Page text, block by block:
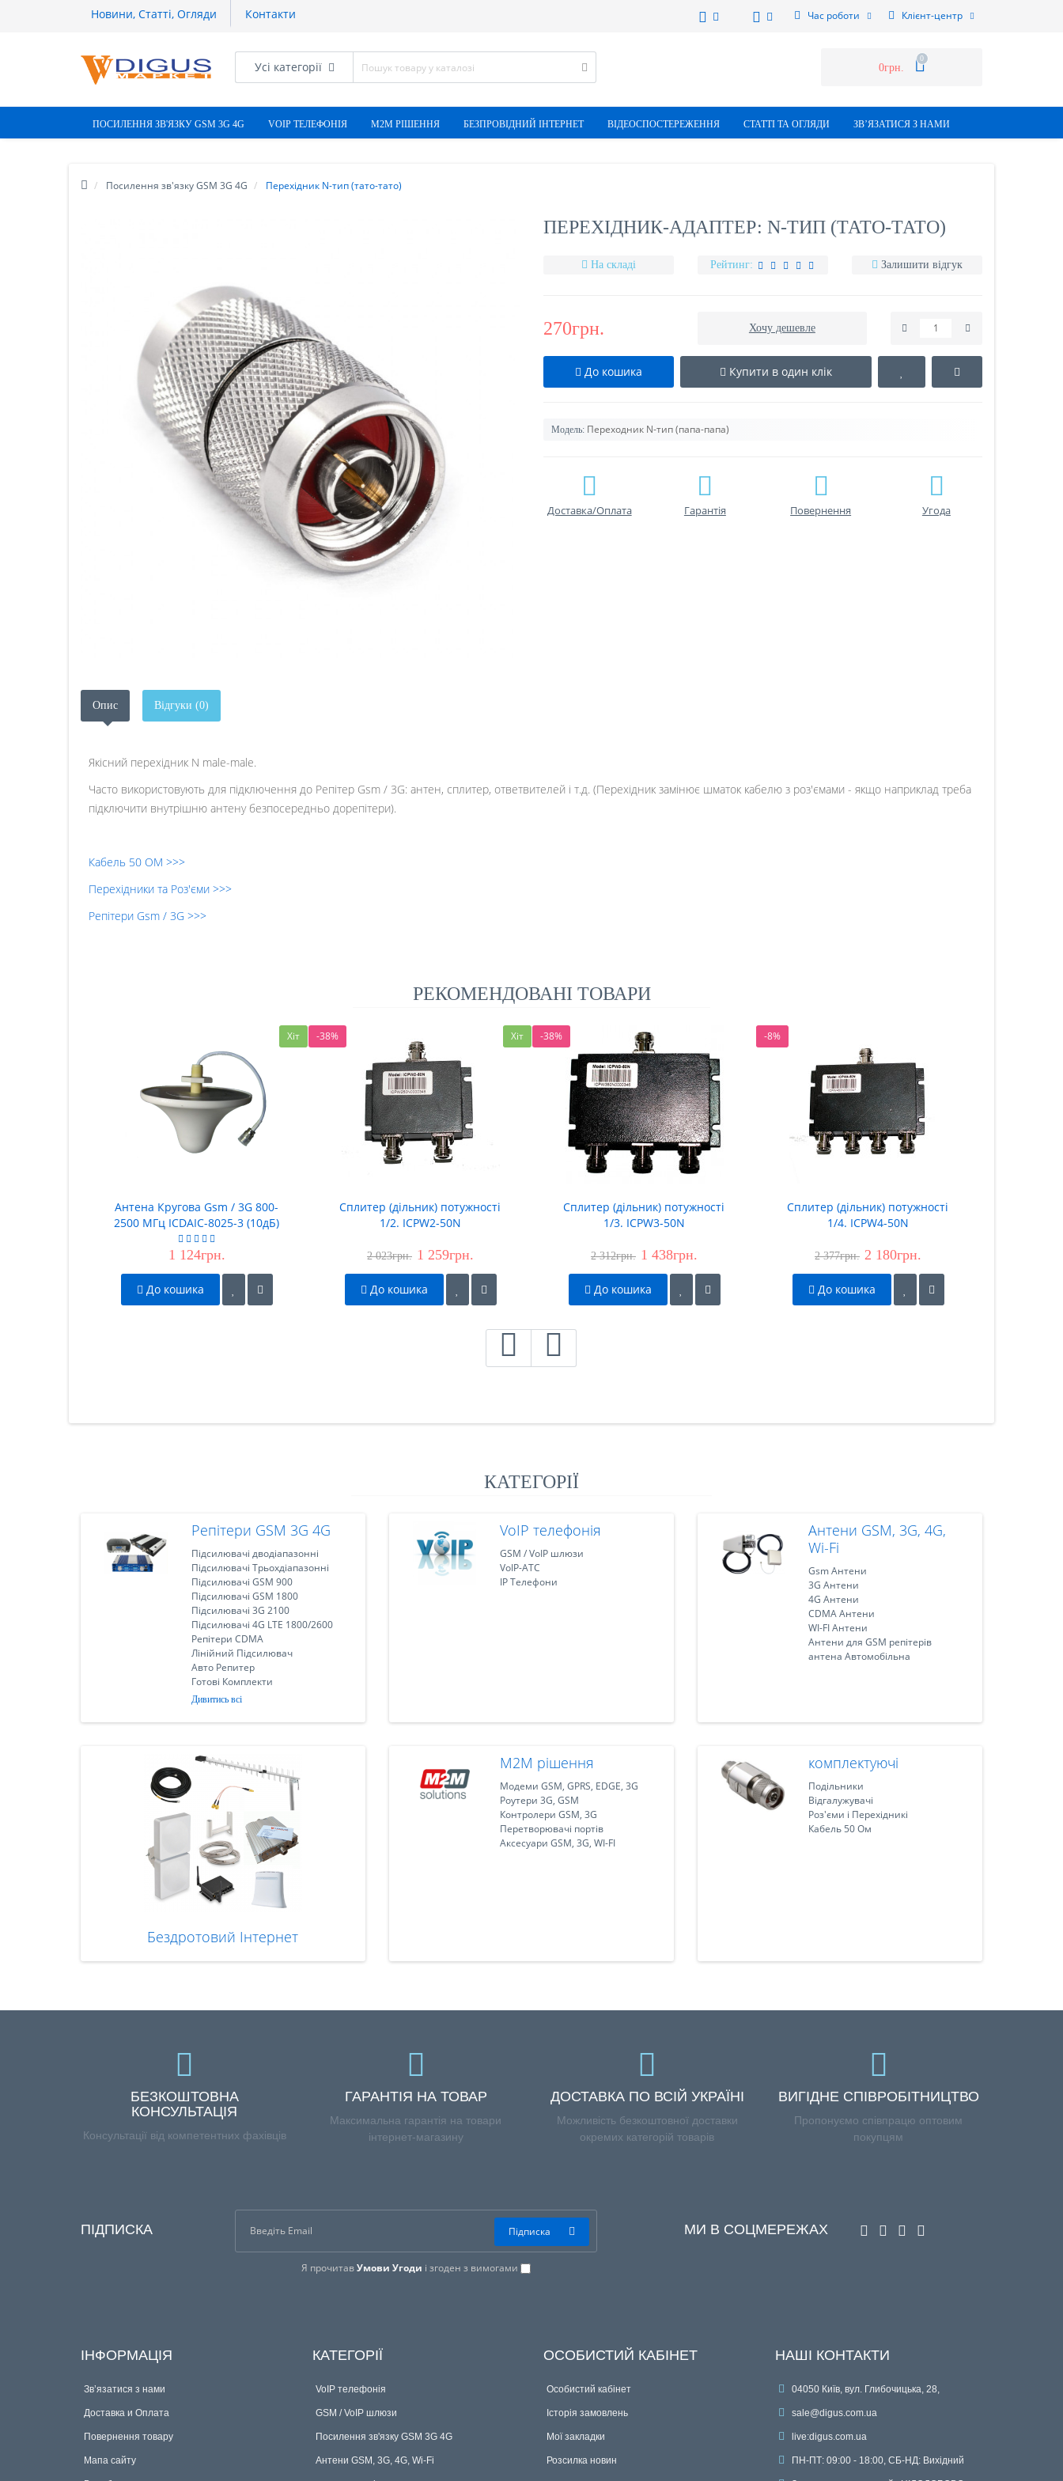
Новини, Статті, Огляди Контакти Час роботи Клієнт-центр
Усі категорії 0грн.
0
ПОСИЛЕННЯ ЗВ'ЯЗКУ GSM 3G 4G VOIP ТЕЛЕФОНІЯ М2М РІШЕННЯ БЕЗПРОВІДНИЙ ІНТЕРНЕТ ВІДЕОСПОСТЕРЕЖЕННЯ СТАТТI ТА ОГЛЯДИ ЗВ’ЯЗАТИСЯ З НАМИ
Посилення зв'язку GSM 3G 4G Перехідник N-тип (тато-тато)
ПЕРЕХІДНИК-АДАПТЕР: N-ТИП (ТАТО-ТАТО)
На складі Рейтинг: Залишити відгук
270грн. Хочу дешевле
До кошика Купити в один клік
Модель: Переходник N-тип (папа-папа)
Доставка/Оплата Гарантiя Повернення Угода
Опис Відгуки (0)
Якісний перехідник N male-male.
Часто використовують для підключення до Репітер Gsm / 3G: антен, сплитер, ответвителей і т.д. (Перехідник замінює шматок кабелю з роз'ємами - якщо наприклад треба
підключити внутрішню антену безпосередньо дорепітери).
Кабель 50 ОМ >>>
Перехідники та Роз'єми >>>
Репітери Gsm / 3G >>>
РЕКОМЕНДОВАНІ ТОВАРИ
Хіт
Антена Кругова Gsm / 3G 800-
2500 МГц ICDAIC-8025-3 (10дБ)
1 124грн.
До кошика
-38% Хіт
Сплитер (дільник) потужності
1/2. ICPW2-50N
2 023грн. 1 259грн.
До кошика
-38%
Сплитер (дільник) потужності
1/3. ICPW3-50N
2 312грн. 1 438грн.
До кошика
-8%
Сплитер (дільник) потужності
1/4. ICPW4-50N
2 377грн. 2 180грн.
До кошика
КАТЕГОРІЇ
Репітери GSM 3G 4G
Підсилювачі дводіапазонні
Підсилювачі Трьохдіапазонні
Підсилювачі GSM 900
Підсилювачі GSM 1800
Підсилювачі 3G 2100
Підсилювачі 4G LTE 1800/2600
Репітери CDMA
Лінійний Підсилювач
Авто Репитер
Готові Комплекти
Дивитись всі
VoIP телефонія
GSM / VoIP шлюзи
VoIP-АТС
IP Телефони
Антени GSM, 3G, 4G,
Wi-Fi
Gsm Антени
3G Антени
4G Антени
CDMA Антени
WI-FI Антени
Антени для GSM репітерів
антена Автомобільна
Бездротовий Інтернет
M2M рішення
Модеми GSM, GPRS, EDGE, 3G
Роутери 3G, GSM
Контролери GSM, 3G
Перетворювачі портів
Аксесуари GSM, 3G, WI-FI
комплектуючі
Подільники
Відгалужувачі
Роз'єми і Перехідникі
Кабель 50 Ом
БЕЗКОШТОВНА
КОНСУЛЬТАЦІЯ
Консультації від компетентних фахівців
ГАРАНТІЯ НА ТОВАР
Максимальна гарантія на товари
інтернет-магазину
ДОСТАВКА ПО ВСІЙ УКРАЇНІ
Можливість безкоштовної доставки
окремих категорій товарів
ВИГІДНЕ СПІВРОБІТНИЦТВО
Пропонуємо співпрацю оптовим
покупцям
ПІДПИСКА
Я прочитавУмови Угоди і згоден з вимогами
Підписка МИ В СОЦМЕРЕЖАХ
ІНФОРМАЦІЯ
Зв’язатися з нами
Доставка и Оплата
Повернення товару
Мапа сайту
КАТЕГОРІЇ
VoIP телефонія
GSM / VoIP шлюзи
Посилення зв'язку GSM 3G 4G
Антени GSM, 3G, 4G, Wi-Fi
ОСОБИСТИЙ КАБІНЕТ
Особистий кабінет
Історія замовлень
Мої закладки
Розсилка новин
НАШІ КОНТАКТИ
04050 Київ, вул. Глибочицька, 28,
sale@digus.com.ua
live:digus.com.ua
ПН-ПТ: 09:00 - 18:00, СБ-НД: Вихідний